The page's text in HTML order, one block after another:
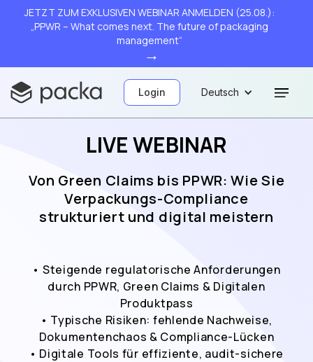
JETZT ZUM EXKLUSIVEN WEBINAR ANMELDEN (25.08.):
„PPWR – What comes next. The future of packaging
management“
→
Login Deutsch
LIVE WEBINAR
Von Green Claims bis PPWR: Wie Sie
Verpackungs-Compliance
strukturiert und digital meistern
• Steigende regulatorische Anforderungen
durch PPWR, Green Claims & Digitalen
Produktpass
• Typische Risiken: fehlende Nachweise,
Dokumentenchaos & Compliance-Lücken
• Digitale Tools für effiziente, audit-sichere